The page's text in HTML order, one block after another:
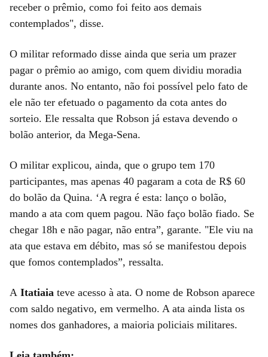
receber o prêmio, como foi feito aos demais
contemplados", disse.
O militar reformado disse ainda que seria um prazer
pagar o prêmio ao amigo, com quem dividiu moradia
durante anos. No entanto, não foi possível pelo fato de
ele não ter efetuado o pagamento da cota antes do
sorteio. Ele ressalta que Robson já estava devendo o
bolão anterior, da Mega-Sena.
O militar explicou, ainda, que o grupo tem 170
participantes, mas apenas 40 pagaram a cota de R$ 60
do bolão da Quina. ‘A regra é esta: lanço o bolão,
mando a ata com quem pagou. Não faço bolão fiado. Se
chegar 18h e não pagar, não entra”, garante. "Ele viu na
ata que estava em débito, mas só se manifestou depois
que fomos contemplados”, ressalta.
A Itatiaia teve acesso à ata. O nome de Robson aparece
com saldo negativo, em vermelho. A ata ainda lista os
nomes dos ganhadores, a maioria policiais militares.